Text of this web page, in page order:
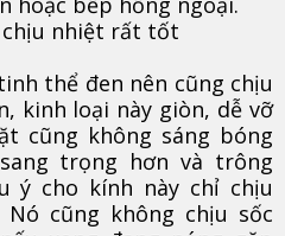
chịu nhiệt rất tốt
thể đen nên cũng chịu
kinh loại này giòn, dễ vỡ
cũng không sáng bóng
trọng hơn và trông
ý cho kính này chỉ chịu
cũng không chịu sốc